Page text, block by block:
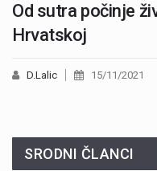
Od sutra počinje
Hrvatskoj
D.Lalic 15/11/2021
SRODNI ČLANCI